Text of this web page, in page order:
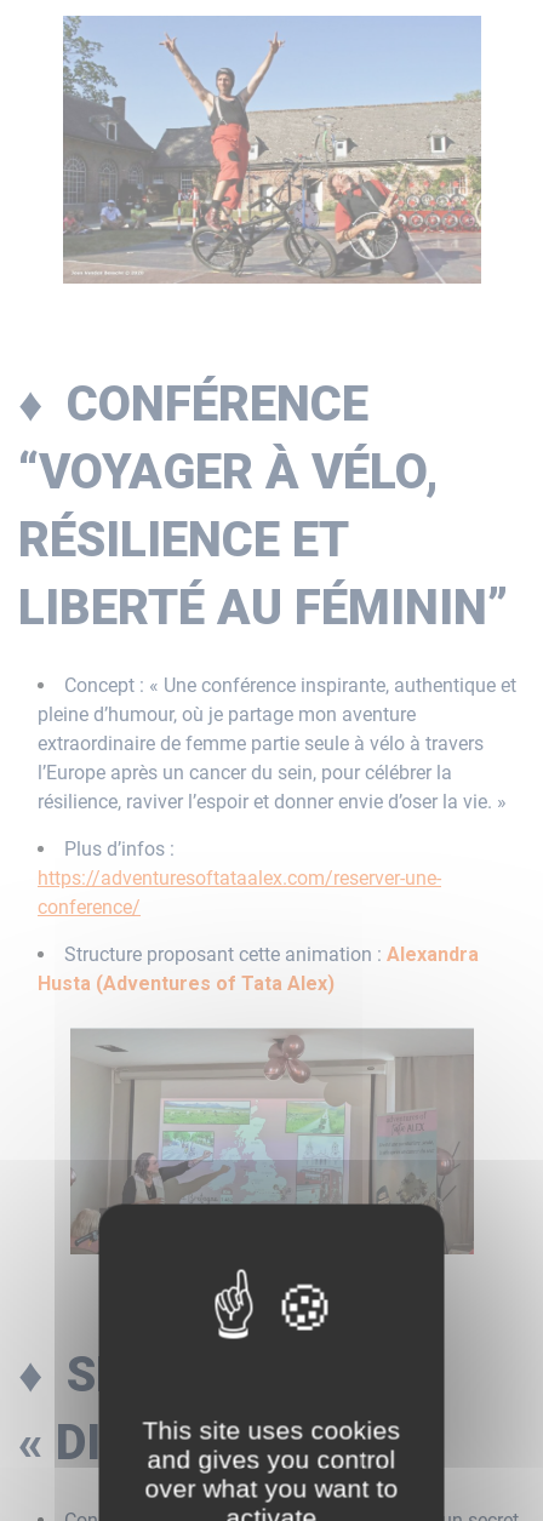
♦ CONFÉRENCE
“VOYAGER À VÉLO,
RÉSILIENCE ET
LIBERTÉ AU FÉMININ”
Concept : « Une conférence inspirante, authentique et
pleine d’humour, où je partage mon aventure
extraordinaire de femme partie seule à vélo à travers
l’Europe après un cancer du sein, pour célébrer la
résilience, raviver l’espoir et donner envie d’oser la vie. »
Plus d’infos :
https://adventuresoftataalex.com/reserver-une-
conference/
Structure proposant cette animation : Alexandra
Husta (Adventures of Tata Alex)
♦ SPECTACLE
« DIGNES ! »
This site uses cookies
and gives you control
over what you want to